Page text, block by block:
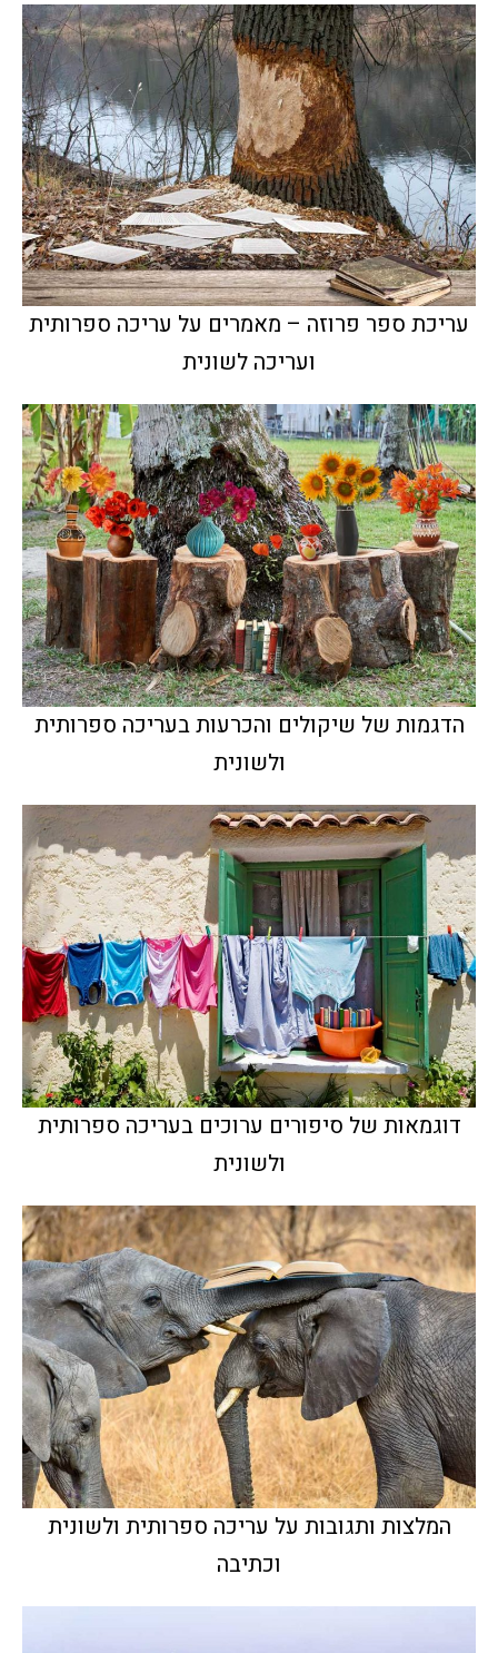
עריכת ספר פרוזה – מאמרים על עריכה ספרותית
ועריכה לשונית
הדגמות של שיקולים והכרעות בעריכה ספרותית
ולשונית
דוגמאות של סיפורים ערוכים בעריכה ספרותית
ולשונית
המלצות ותגובות על עריכה ספרותית ולשונית
וכתיבה